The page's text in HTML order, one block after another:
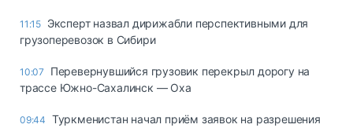
11:15 Эксперт назвал дирижабли перспективными для
грузоперевозок в Сибири
10:07
Перевернувшийся грузовик перекрыл дорогу на
трассе Южно-Сахалинск — Оха
09:44 Туркменистан начал приём заявок на разрешения